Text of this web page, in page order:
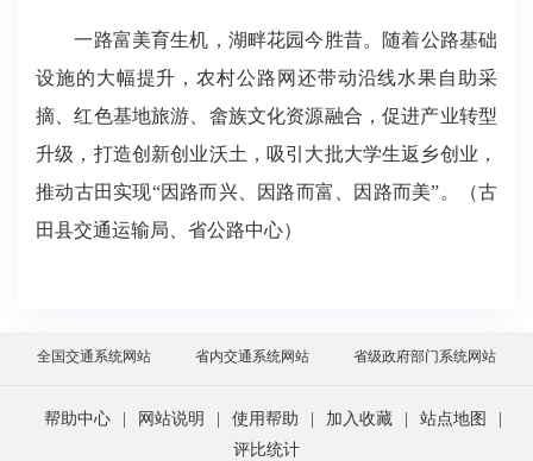
一路富美育生机，湖畔花园今胜昔。 随着公路基础
设施的大幅提升，农村公路网还带动沿线水果自助采
摘、红色基地旅游、畲族文化资源融合，促进产业转型
升级，打造创新创业沃土，吸引大批大学生返乡创业 ，
推动古田 实现“因路而兴、 因路而富 因路而美”。
（古
田县交通运输局、省公路中心）
全国交通系统网站 省内交通系统网站 省级政府部门系统网站
帮助中心 网站说明 使用帮助 加入收藏 站点地图
评比统计